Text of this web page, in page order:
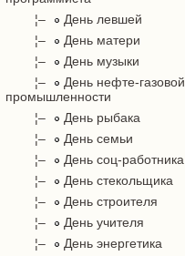
¦–
День левшей
¦–
День матери
¦–
День музыки
¦–
День нефте-газовой
промышленности
¦–
День рыбака
¦–
День семьи
¦–
День соц-работника
¦–
День стекольщика
¦–
День строителя
¦–
День учителя
¦–
День энергетика